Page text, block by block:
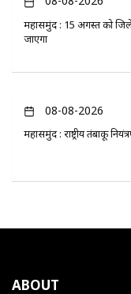
महासमुंद : 15 अगस्त को
जाएगा
08-08-2026
महासमुंद : राष्ट्रीय तंबाकू
ABOUT